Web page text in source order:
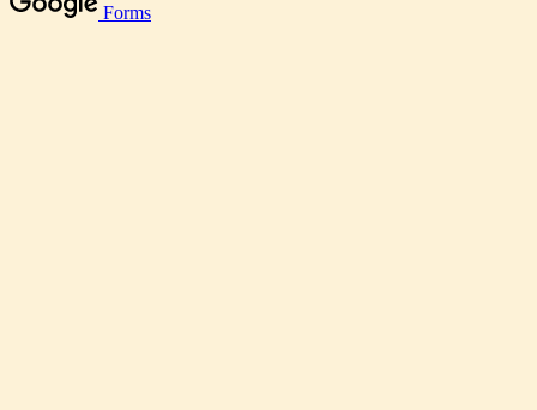
Forms